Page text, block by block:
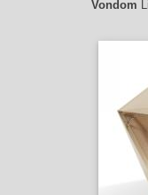
Vondom